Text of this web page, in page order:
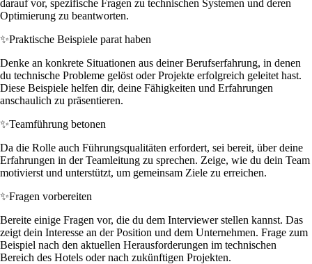
darauf vor, spezifische Fragen zu technischen Systemen und deren
Optimierung zu beantworten.
✨Praktische Beispiele parat haben
Denke an konkrete Situationen aus deiner Berufserfahrung, in denen
du technische Probleme gelöst oder Projekte erfolgreich geleitet hast.
Diese Beispiele helfen dir, deine Fähigkeiten und Erfahrungen
anschaulich zu präsentieren.
✨Teamführung betonen
Da die Rolle auch Führungsqualitäten erfordert, sei bereit, über deine
Erfahrungen in der Teamleitung zu sprechen. Zeige, wie du dein Team
motivierst und unterstützt, um gemeinsam Ziele zu erreichen.
✨Fragen vorbereiten
Bereite einige Fragen vor, die du dem Interviewer stellen kannst. Das
zeigt dein Interesse an der Position und dem Unternehmen. Frage zum
Beispiel nach den aktuellen Herausforderungen im technischen
Bereich des Hotels oder nach zukünftigen Projekten.